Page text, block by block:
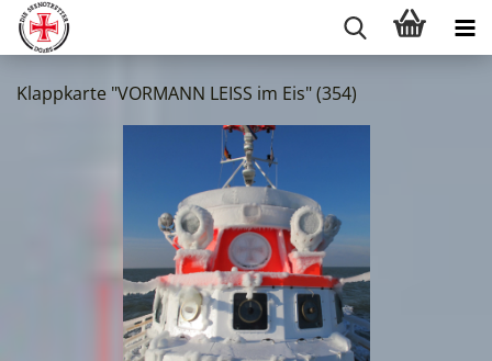
Klappkarte "VORMANN LEISS im Eis" (354)